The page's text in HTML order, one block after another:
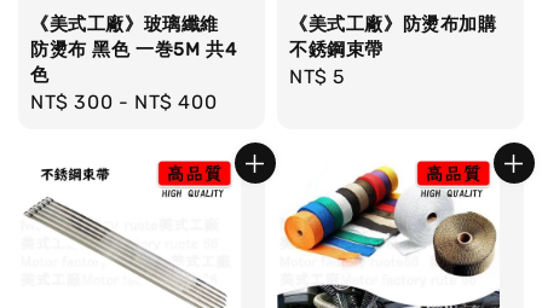
《美式工廠》玻璃纖維
防燙布 黑色 一巻5M 共4
色
Regular
NT$ 300 - NT$ 400
《美式工廠》防燙布加購
不銹鋼束帶
Regular
NT$ 5